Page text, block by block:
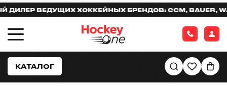
ВЕДУЩИХ ХОККЕЙНЫХ БРЕНДОВ: CCM, BAUER,
КАТАЛОГ